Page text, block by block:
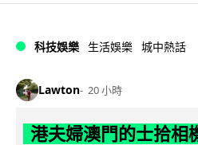
科技娛樂 生活娛樂 城中熱話
Lawton 20 小時
港夫婦澳門的士拾相